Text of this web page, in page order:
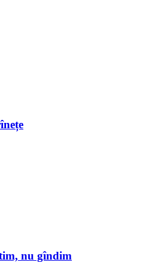
nu gîndim